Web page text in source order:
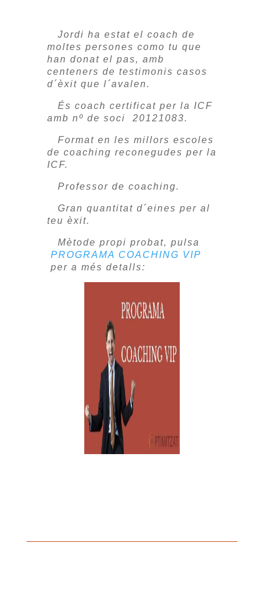
Jordi ha estat el coach de
moltes persones como tu que
han donat el pas, amb
centeners de testimonis casos
d´èxit que l´avalen.
És coach certificat per la ICF
amb nº de soci 20121083.
Format en les millors escoles
de coaching reconegudes per la
ICF.
Professor de coaching.
Gran quantitat d´eines per al
teu èxit.
Mètode propi probat, pulsa
PROGRAMA COACHING VIP
per a més detalls: